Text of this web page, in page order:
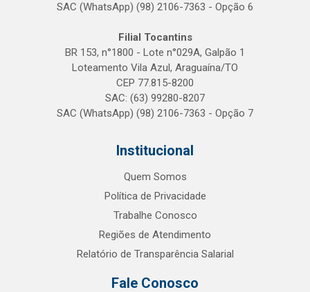
SAC (WhatsApp) (98) 2106-7363 - Opção 6
Filial Tocantins
BR 153, n°1800 - Lote n°029A, Galpão 1
Loteamento Vila Azul, Araguaína/TO
CEP 77.815-8200
SAC: (63) 99280-8207
SAC (WhatsApp) (98) 2106-7363 - Opção 7
Institucional
Quem Somos
Política de Privacidade
Trabalhe Conosco
Regiões de Atendimento
Relatório de Transparência Salarial
Fale Conosco